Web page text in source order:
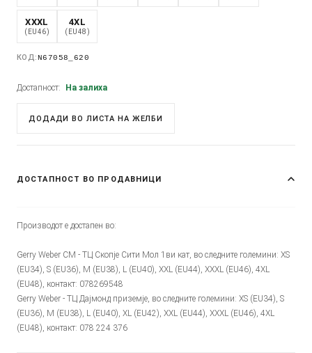
XXXL
(EU46)
4XL
(EU48)
КОД:N67058_620
Достапност: На залиха
ДОДАДИ ВО ЛИСТА НА ЖЕЛБИ
ДОСТАПНОСТ ВО ПРОДАВНИЦИ
Производот е достапен во:
Gerry Weber CM - ТЦ Скопје Сити Мол 1ви кат, во следните големини: XS
(EU34), S (EU36), M (EU38), L (EU40), XXL (EU44), XXXL (EU46), 4XL
(EU48), контакт: 078269548
Gerry Weber - ТЦ Дајмонд приземје, во следните големини: XS (EU34), S
(EU36), M (EU38), L (EU40), XL (EU42), XXL (EU44), XXXL (EU46), 4XL
(EU48), контакт: 078 224 376